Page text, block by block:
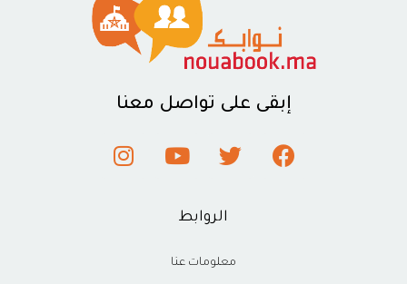
إبقى على تواصل معنا
الروابط
معلومات عنا